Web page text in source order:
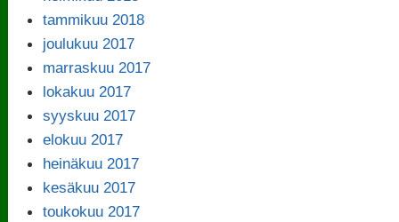
tammikuu 2018
joulukuu 2017
marraskuu 2017
lokakuu 2017
syyskuu 2017
elokuu 2017
heinäkuu 2017
kesäkuu 2017
toukokuu 2017